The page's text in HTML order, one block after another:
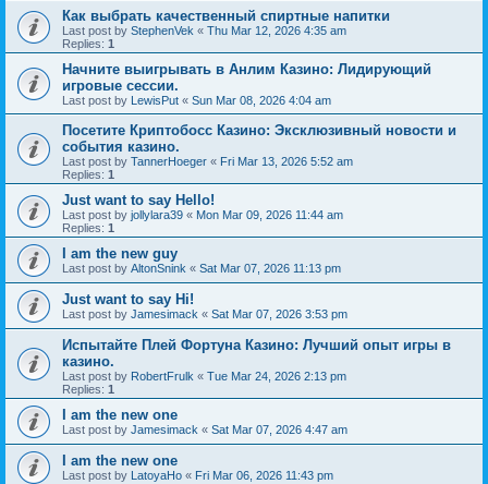
Как выбрать качественный спиртные напитки
Last post by StephenVek « Thu Mar 12, 2026 4:35 am
Replies: 1
Начните выигрывать в Анлим Казино: Лидирующий
игровые сессии.
Last post by LewisPut « Sun Mar 08, 2026 4:04 am
Посетите Криптобосс Казино: Эксклюзивный новости и
события казино.
Last post by TannerHoeger « Fri Mar 13, 2026 5:52 am
Replies: 1
Just want to say Hello!
Last post by jollylara39 « Mon Mar 09, 2026 11:44 am
Replies: 1
I am the new guy
Last post by AltonSnink « Sat Mar 07, 2026 11:13 pm
Just want to say Hi!
Last post by Jamesimack « Sat Mar 07, 2026 3:53 pm
Испытайте Плей Фортуна Казино: Лучший опыт игры в
казино.
Last post by RobertFrulk « Tue Mar 24, 2026 2:13 pm
Replies: 1
I am the new one
Last post by Jamesimack « Sat Mar 07, 2026 4:47 am
I am the new one
Last post by LatoyaHo « Fri Mar 06, 2026 11:43 pm